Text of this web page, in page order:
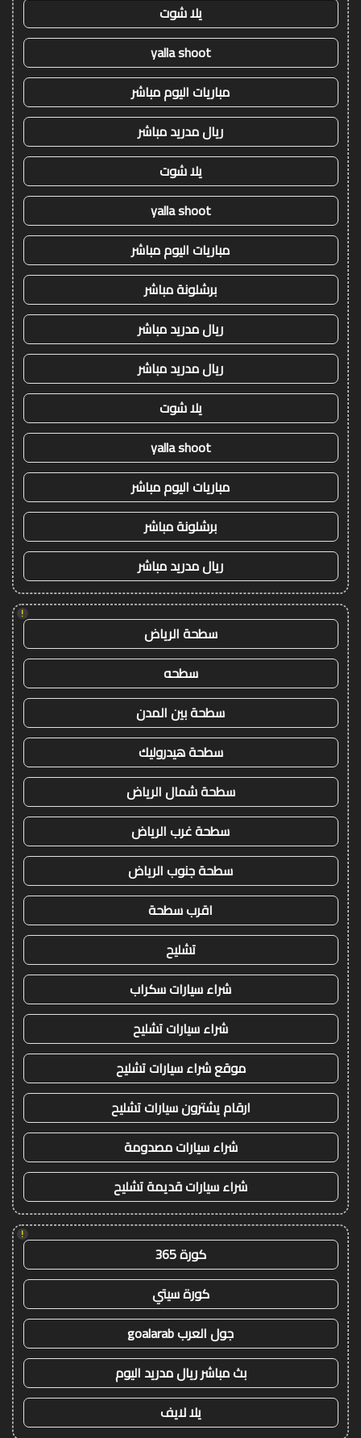
يلا شوت
yalla shoot
مباريات اليوم مباشر
ريال مدريد مباشر
يلا شوت
yalla shoot
مباريات اليوم مباشر
برشلونة مباشر
ريال مدريد مباشر
ريال مدريد مباشر
يلا شوت
yalla shoot
مباريات اليوم مباشر
برشلونة مباشر
ريال مدريد مباشر
!
سطحة الرياض
سطحه
سطحة بين المدن
سطحة هيدروليك
سطحة شمال الرياض
سطحة غرب الرياض
سطحة جنوب الرياض
اقرب سطحة
تشليح
شراء سيارات سكراب
شراء سيارات تشليح
موقع شراء سيارات تشليح
ارقام يشترون سيارات تشليح
شراء سيارات مصدومة
شراء سيارات قديمة تشليح
!
كورة 365
كورة سيتي
جول العرب goalarab
بث مباشر ريال مدريد اليوم
يلا لايف